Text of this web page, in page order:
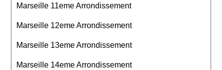
Marseille 11eme Arrondissement
Marseille 12eme Arrondissement
Marseille 13eme Arrondissement
Marseille 14eme Arrondissement